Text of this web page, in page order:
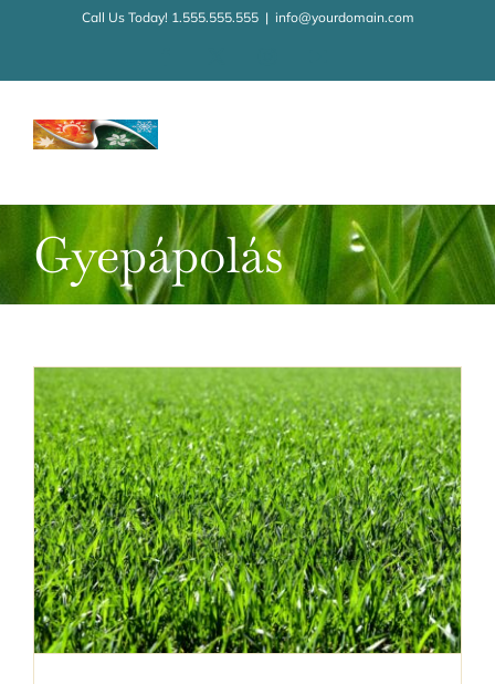
KihagyásCall Us Today! 1.555.555.555 | info@yourdomain.com
Gyepápolás